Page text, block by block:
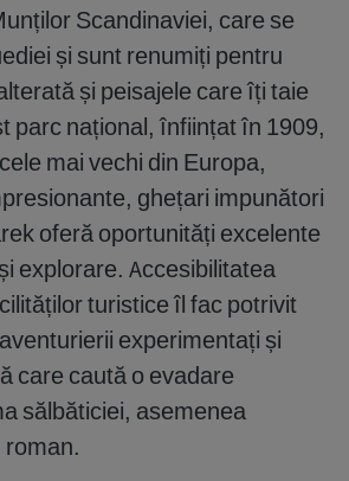
Scandinaviei, care se
și sunt renumiți pentru
și peisajele care îți taie
parc național, înființat în 1909,
mai vechi din Europa,
ghețari impunători
oferă oportunități excelente
explorare. Accesibilitatea
turistice îl fac potrivit
experimentați și
care caută o evadare
sălbăticiei, asemenea
roman.